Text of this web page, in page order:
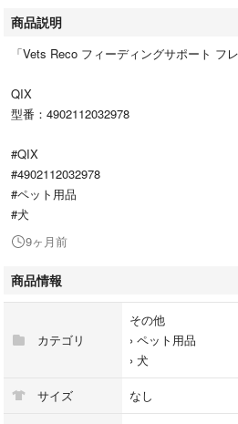
商品説明
「Vets Reco フィーディングサポート フ
QIX
型番：4902112032978
#QIX
#4902112032978
#ペット用品
#犬
9ヶ月前
商品情報
カテゴリ
その他
› ペット用品
› 犬
サイズ なし